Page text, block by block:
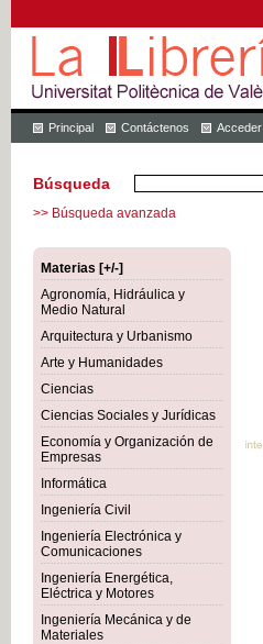
Principal Contáctenos Acceder
Búsqueda
>> Búsqueda avanzada
Materias [+/-]
Agronomía, Hidráulica y
Medio Natural
Arquitectura y Urbanismo
Arte y Humanidades
Ciencias
Ciencias Sociales y Jurídicas
Economía y Organización de
Empresas
Informática
Ingeniería Civil
Ingeniería Electrónica y
Comunicaciones
Ingeniería Energética,
Eléctrica y Motores
Ingeniería Mecánica y de
Materiales